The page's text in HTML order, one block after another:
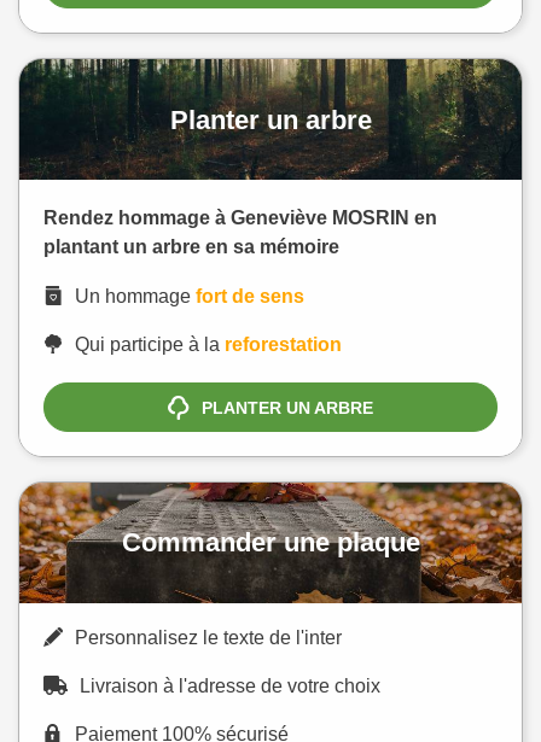
Planter un arbre
Rendez hommage à Geneviève MOSRIN en
plantant un arbre en sa mémoire
Un hommage fort de sens
Qui participe à la reforestation
PLANTER UN ARBRE
Commander une plaque
Personnalisez le texte de l'inter
Livraison à l'adresse de votre choix
Paiement 100% sécurisé